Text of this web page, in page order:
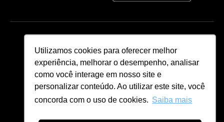
Utilizamos cookies para oferecer melhor
experiência, melhorar o desempenho, analisar
como você interage em nosso site e
personalizar conteúdo. Ao utilizar este site, você
concorda com o uso de cookies. Saiba mais